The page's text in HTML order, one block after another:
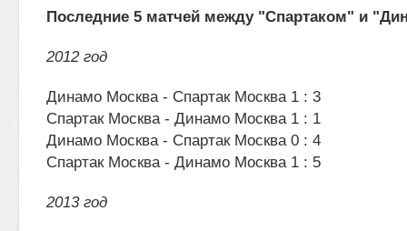
Последние 5 матчей между "Спартаком" и
2012 год
Динамо Москва - Спартак Москва 1 : 3
Спартак Москва - Динамо Москва 1 : 1
Динамо Москва - Спартак Москва 0 : 4
Спартак Москва - Динамо Москва 1 : 5
2013 год